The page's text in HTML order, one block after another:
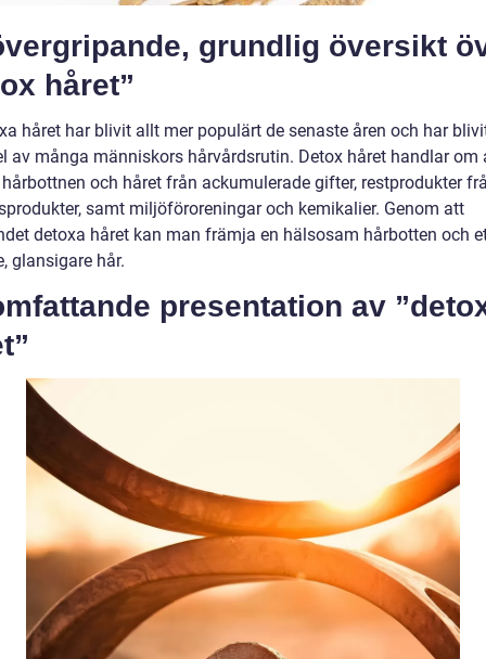
grundlig översikt
håret”
håret har blivit allt mer populärt de senaste åren och har
av många människors hårvårdsrutin. Detox håret handlar om
och håret från ackumulerade gifter, restprodukter
samt miljöföroreningar och kemikalier. Genom att
detoxa håret kan man främja en hälsosam hårbotten och
glansigare hår.
presentation av